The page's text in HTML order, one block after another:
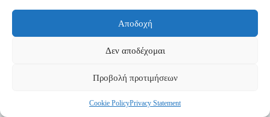
Αποδοχή
Δεν αποδέχομαι
Προβολή προτιμήσεων
Cookie PolicyPrivacy Statement
Πολιτική Απορρήτου
Τρόποι Αποστολής
Τρόποι Πληρωμής